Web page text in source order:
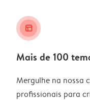
layout_alt
Mais de 100
Mergulhe na nossa
profissionais para